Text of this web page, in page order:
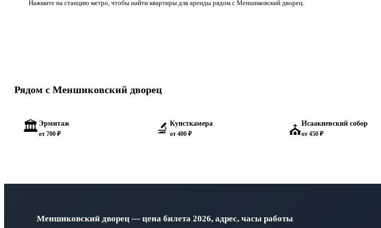
Нажмите на станцию метро, чтобы найти квартиры для аренды рядом с Меншиковский дворец.
Рядом с Меншиковский дворец
🏛️ Эрмитаж
от 700 ₽ 🔬 Кунсткамера
от 400 ₽ ⛪Исаакиевский собор
от 450 ₽
Меншиковский дворец — цена билета 2026, адрес, часы работы